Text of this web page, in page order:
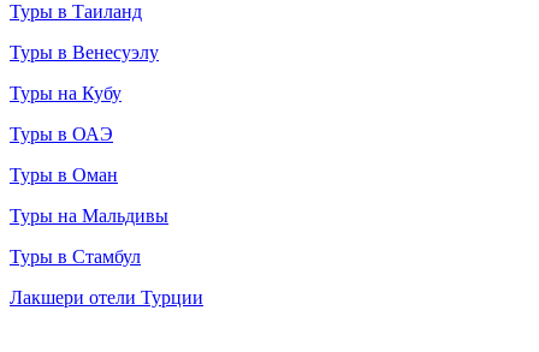
Туры в Таиланд
Туры в Венесуэлу
Туры на Кубу
Туры в ОАЭ
Туры в Оман
Туры на Мальдивы
Туры в Стамбул
Лакшери отели Турции